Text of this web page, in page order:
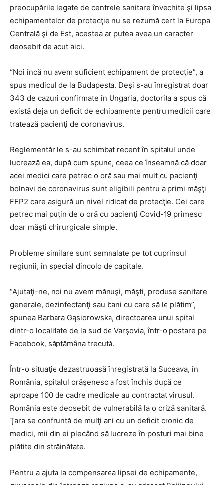
preocupările legate de centrele sanitare învechite şi lipsa
echipamentelor de protecţie nu se rezumă cert la Europa
Centrală şi de Est, acestea ar putea avea un caracter
deosebit de acut aici.
“Noi încă nu avem suficient echipament de protecţie”, a
spus medicul de la Budapesta. Deşi s-au înregistrat doar
343 de cazuri confirmate în Ungaria, doctoriţa a spus că
există deja un deficit de echipamente pentru medicii care
tratează pacienţi de coronavirus.
Reglementările s-au schimbat recent în spitalul unde
lucrează ea, după cum spune, ceea ce înseamnă că doar
acei medici care petrec o oră sau mai mult cu pacienţi
bolnavi de coronavirus sunt eligibili pentru a primi măşţi
FFP2 care asigură un nivel ridicat de protecţie. Cei care
petrec mai puţin de o oră cu pacienţi Covid-19 primesc
doar măşti chirurgicale simple.
Probleme similare sunt semnalate pe tot cuprinsul
regiunii, în special dincolo de capitale.
“Ajutaţi-ne, noi nu avem mănuşi, măşti, produse sanitare
generale, dezinfectanţi sau bani cu care să le plătim”,
spunea Barbara Gąsiorowska, directoarea unui spital
dintr-o localitate de la sud de Varşovia, într-o postare pe
Facebook, săptămâna trecută.
Într-o situaţie dezastruoasă înregistrată la Suceava, în
România, spitalul orăşenesc a fost închis după ce
aproape 100 de cadre medicale au contractat virusul.
România este deosebit de vulnerabilă la o criză sanitară.
Ţara se confruntă de mulţi ani cu un deficit cronic de
medici, mii din ei plecând să lucreze în posturi mai bine
plătite din străinătate.
Pentru a ajuta la compensarea lipsei de echipamente,